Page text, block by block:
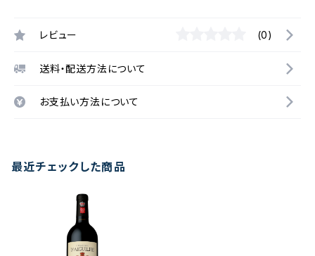
レビュー (0)
送料・配送方法について
お支払い方法について
最近チェックした商品